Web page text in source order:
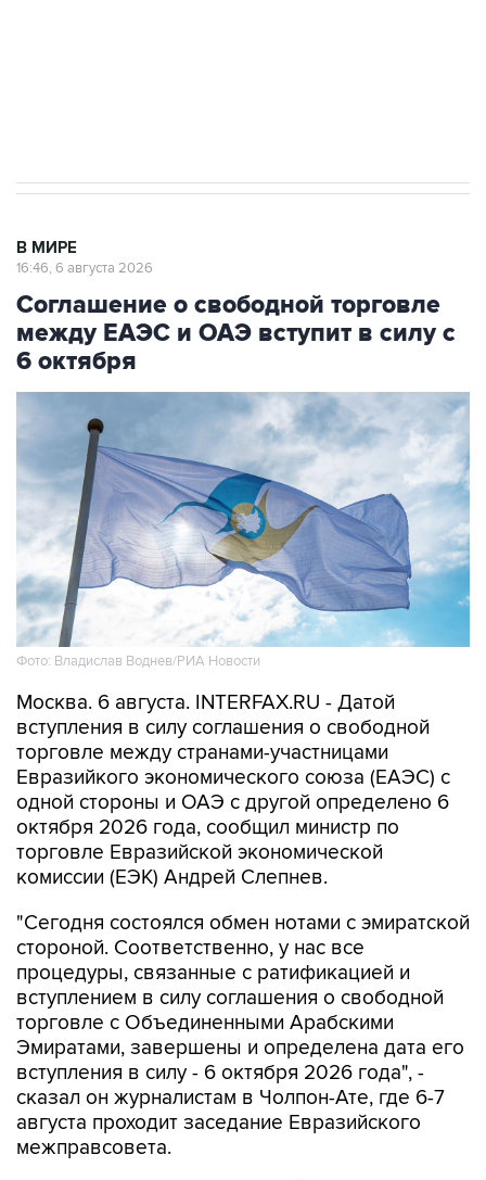
В МИРЕ
16:46, 6 августа 2026
Соглашение о свободной торговле
между ЕАЭС и ОАЭ вступит в силу с
6 октября
Фото: Владислав Воднев/РИА Новости
Москва. 6 августа. INTERFAX.RU - Датой
вступления в силу соглашения о свободной
торговле между странами-участницами
Евразийкого экономического союза (ЕАЭС) с
одной стороны и ОАЭ с другой определено 6
октября 2026 года, сообщил министр по
торговле Евразийской экономической
комиссии (ЕЭК) Андрей Слепнев.
"Сегодня состоялся обмен нотами с эмиратской
стороной. Соответственно, у нас все
процедуры, связанные с ратификацией и
вступлением в силу соглашения о свободной
торговле с Объединенными Арабскими
Эмиратами, завершены и определена дата его
вступления в силу - 6 октября 2026 года", -
сказал он журналистам в Чолпон-Ате, где 6-7
августа проходит заседание Евразийского
межправсовета.